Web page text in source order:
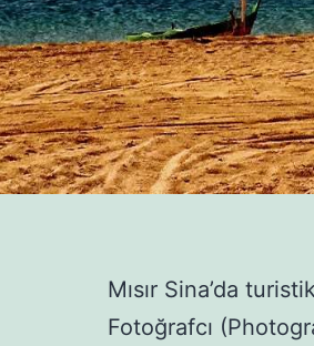
Mısır Sina’da
Fotoğrafcı